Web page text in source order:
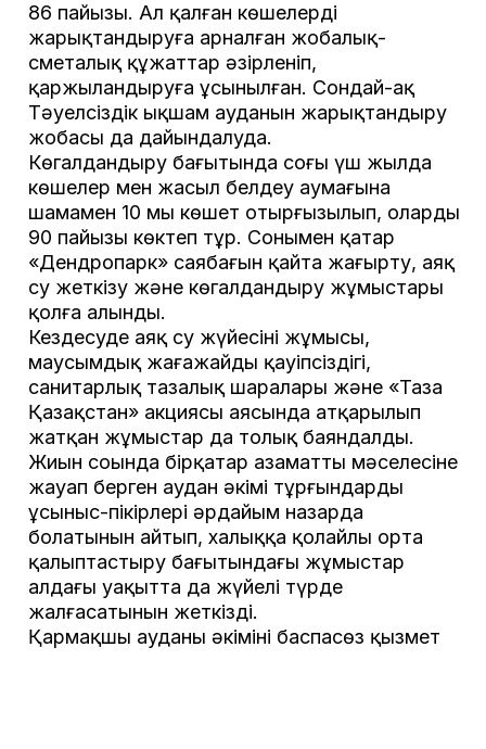
86 пайызы. Ал қалған көшелерді
жарықтандыруға арналған жобалық-
сметалық құжаттар әзірленіп,
қаржыландыруға ұсынылған. Сондай-ақ
Тәуелсіздік ықшам ауданын жарықтандыру
жобасы да дайындалуда.
Көгалдандыру бағытында соңғы үш жылда
көшелер мен жасыл белдеу аумағына
шамамен 10 мың көшет отырғызылып, олардың
90 пайызы көктеп тұр. Сонымен қатар
«Дендропарк» саябағын қайта жаңғырту, аяқ
су жеткізу және көгалдандыру жұмыстары
қолға алынды.
Кездесуде аяқ су жүйесінің жұмысы,
маусымдық жағажайдың қауіпсіздігі,
санитарлық тазалық шаралары және «Таза
Қазақстан» акциясы аясында атқарылып
жатқан жұмыстар да толық баяндалды.
Жиын соңында бірқатар азаматтың мәселесіне
жауап берген аудан әкімі тұрғындардың
ұсыныс-пікірлері әрдайым назарда
болатынын айтып, халыққа қолайлы орта
қалыптастыру бағытындағы жұмыстар
алдағы уақытта да жүйелі түрде
жалғасатынын жеткізді.
Қармақшы ауданы әкімінің баспасөз қызмет